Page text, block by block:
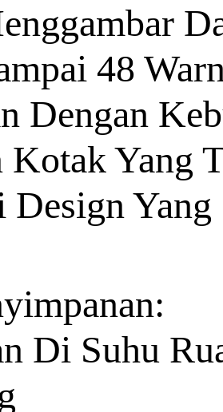
48
Dengan
Kotak Yang
Yang
Di Suhu